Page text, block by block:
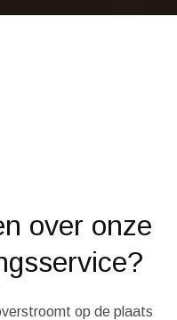
over onze
op de plaats